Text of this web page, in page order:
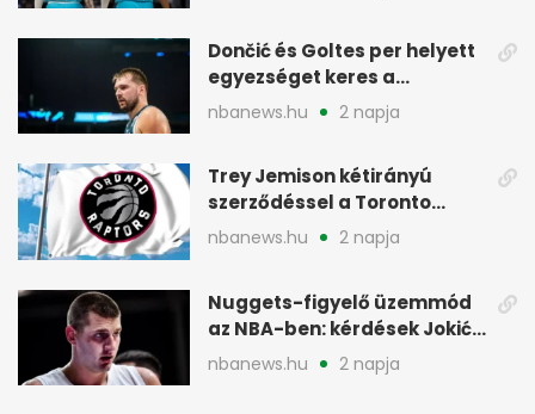
Dončić és Goltes per helyett
egyezséget keres a
gyerekügyben
nbanews.hu 2 napja
Trey Jemison kétirányú
szerződéssel a Toronto
Raptorshoz igazolt
nbanews.hu 2 napja
Nuggets-figyelő üzemmód
az NBA-ben: kérdések Jokić
jövőjéről
nbanews.hu 2 napja